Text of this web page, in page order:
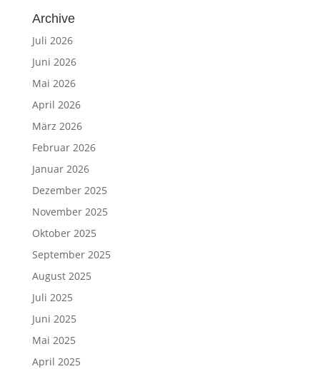
Archive
Juli 2026
Juni 2026
Mai 2026
April 2026
März 2026
Februar 2026
Januar 2026
Dezember 2025
November 2025
Oktober 2025
September 2025
August 2025
Juli 2025
Juni 2025
Mai 2025
April 2025